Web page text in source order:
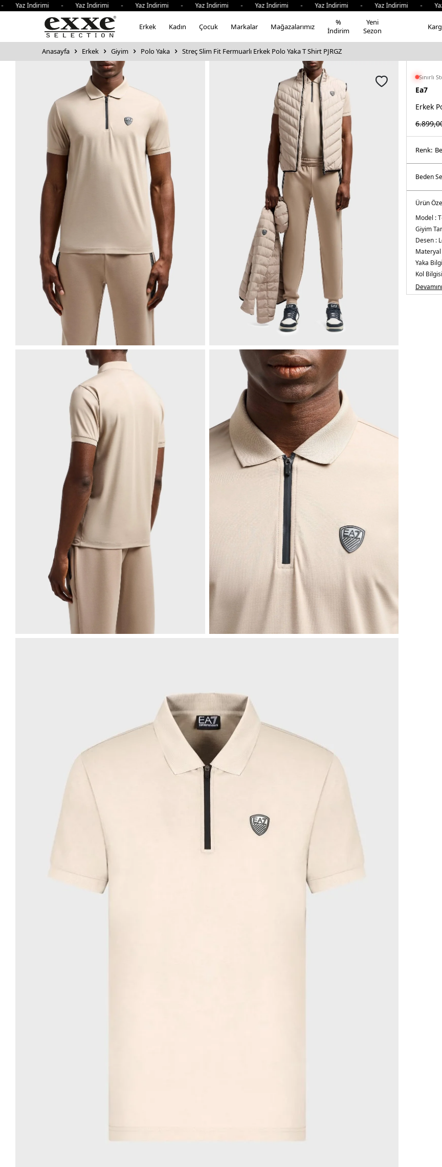
İndirimi - Yaz İndirimi - Yaz İndirimi - Yaz İndirimi - Yaz İndirimi - Yaz İndirimi - Yaz İndirimi -
Erkek Kadın Çocuk Markalar Mağazalarımız
%
İndirim
Yeni
Sezon
Anasayfa Erkek Giyim Polo Yaka Streç Slim Fit Fermuarlı Erkek Polo Yaka T Shirt PJRGZ
Sınırlı
Ea7
Erkek
Renk:
Ürün
Model :
Giyim
Desen :
Materyal
Yaka
Kol
Kalıp
Üretim